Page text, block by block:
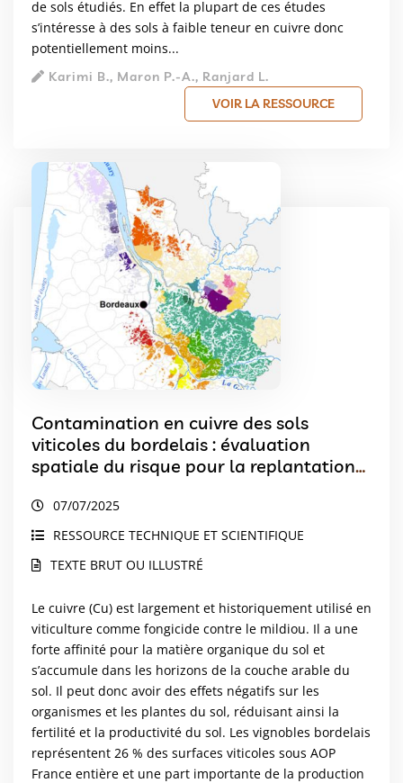
de sols étudiés. En effet la plupart de ces études
s’intéresse à des sols à faible teneur en cuivre donc
potentiellement moins...
Karimi B., Maron P.-A., Ranjard L.
VOIR LA RESSOURCE
Contamination en cuivre des sols
viticoles du bordelais : évaluation
spatiale du risque pour la replantation
07/07/2025
RESSOURCE TECHNIQUE ET SCIENTIFIQUE
TEXTE BRUT OU ILLUSTRÉ
Le cuivre (Cu) est largement et historiquement utilisé en
viticulture comme fongicide contre le mildiou. Il a une
forte affinité pour la matière organique du sol et
s’accumule dans les horizons de la couche arable du
sol. Il peut donc avoir des effets négatifs sur les
organismes et les plantes du sol, réduisant ainsi la
fertilité et la productivité du sol. Les vignobles bordelais
représentent 26 % des surfaces viticoles sous AOP
France entière et une part importante de la production